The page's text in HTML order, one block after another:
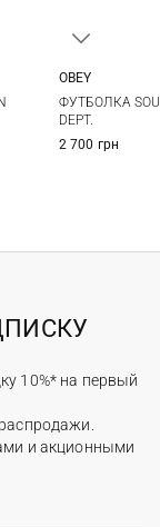
OBEY
ФУТБОЛКА
DEPT.
2 700 грн
10%* на первый
и акционными